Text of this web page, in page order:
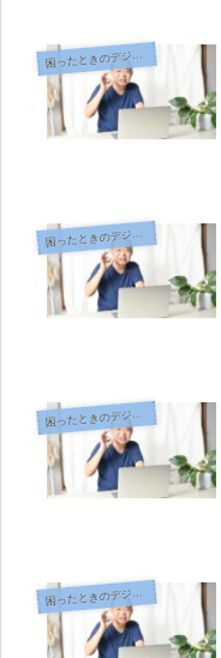
困ったときのデジタルお助けコーナー
困ったときのデジタルお助けコーナー
困ったときのデジタルお助けコーナー
困ったときのデジタルお助けコーナー